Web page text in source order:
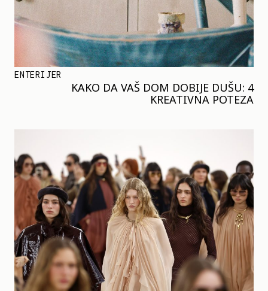
ENTERIJER
KAKO DA VAŠ DOM DOBIJE DUŠU: 4
KREATIVNA POTEZA